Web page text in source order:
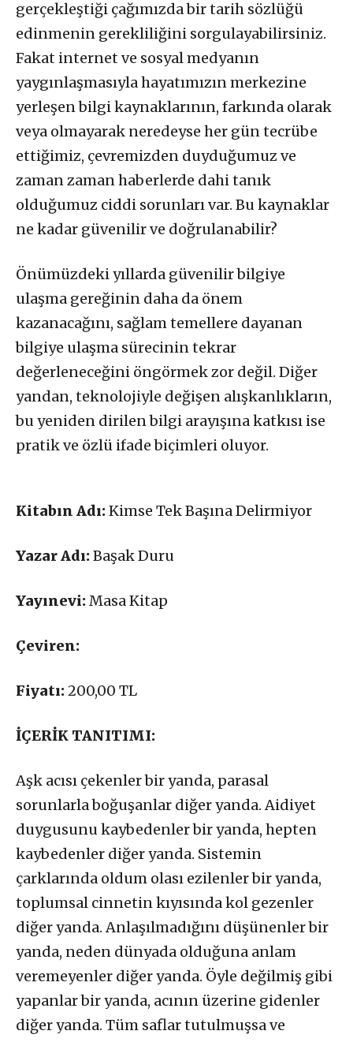
gerçekleştiği çağımızda bir tarih sözlüğü
edinmenin gerekliliğini sorgulayabilirsiniz.
Fakat internet ve sosyal medyanın
yaygınlaşmasıyla hayatımızın merkezine
yerleşen bilgi kaynaklarının, farkında olarak
veya olmayarak neredeyse her gün tecrübe
ettiğimiz, çevremizden duyduğumuz ve
zaman zaman haberlerde dahi tanık
olduğumuz ciddi sorunları var. Bu kaynaklar
ne kadar güvenilir ve doğrulanabilir?
Önümüzdeki yıllarda güvenilir bilgiye
ulaşma gereğinin daha da önem
kazanacağını, sağlam temellere dayanan
bilgiye ulaşma sürecinin tekrar
değerleneceğini öngörmek zor değil. Diğer
yandan, teknolojiyle değişen alışkanlıkların,
bu yeniden dirilen bilgi arayışına katkısı ise
pratik ve özlü ifade biçimleri oluyor.
Kitabın Adı:Kimse Tek Başına Delirmiyor
Yazar Adı:Başak Duru
Yayınevi:Masa Kitap
Çeviren:
Fiyatı:200,00 TL
İÇERİK TANITIMI:
Aşk acısı çekenler bir yanda, parasal
sorunlarla boğuşanlar diğer yanda. Aidiyet
duygusunu kaybedenler bir yanda, hepten
kaybedenler diğer yanda. Sistemin
çarklarında oldum olası ezilenler bir yanda,
toplumsal cinnetin kıyısında kol gezenler
diğer yanda. Anlaşılmadığını düşünenler bir
yanda, neden dünyada olduğuna anlam
veremeyenler diğer yanda. Öyle değilmiş gibi
yapanlar bir yanda, acının üzerine gidenler
diğer yanda. Tüm saflar tutulmuşsa ve